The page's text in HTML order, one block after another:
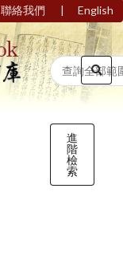
聯絡我們 | English
進
階
檢
索